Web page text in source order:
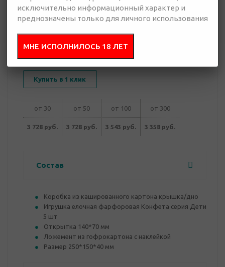
В корзину
Купить в 1 клик
от 30 от 50 от 100 от 300
3 728 руб. 3 728 руб. 3 543 руб. 3 358 руб.
Состав
Коробка из кашированного картона крышка/дно
Игрушка елочная фарфоровая Конфета серия Дети
5 шт
Открытка 140*70 мм
Ложемент из гофрокартона с наклейкой
Размер 250*150*40 мм
исключительно информационный характер и
преднозначены только для личного использования
МНЕ ИСПОЛНИЛОСЬ 18 ЛЕТ